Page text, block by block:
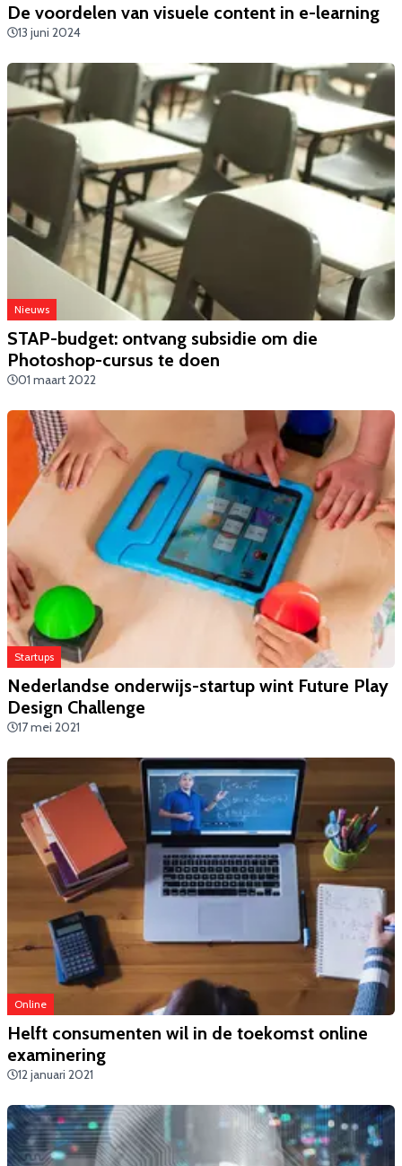
De voordelen van visuele content in e-learning
13 juni 2024
Nieuws
​STAP-budget: ontvang subsidie om die
Photoshop-cursus te doen
01 maart 2022
Startups
​Nederlandse onderwijs-startup wint Future Play
Design Challenge
17 mei 2021
Online
Helft consumenten wil in de toekomst online
examinering
12 januari 2021